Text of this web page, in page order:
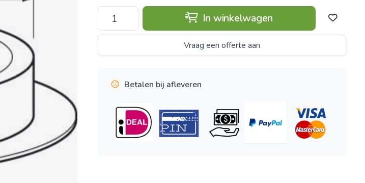
In winkelwagen
Vraag een offerte aan
Betalen bij afleveren